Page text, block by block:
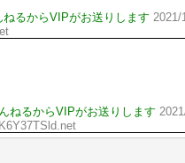
ねるからVIPがお送りします 2021/
ねるからVIPがお送りします